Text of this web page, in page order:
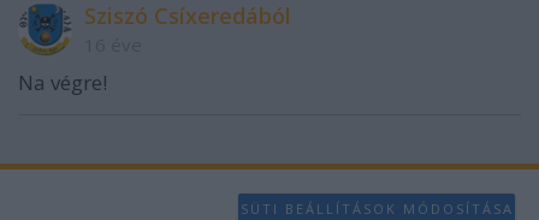
Sziszó Csíxeredából
Na végre!
SÜTI BEÁLLÍTÁSOK MÓDOSÍTÁSA